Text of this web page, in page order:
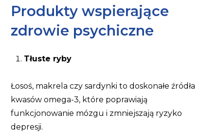
Produkty wspierające
zdrowie psychiczne
Tłuste ryby
Łosoś, makrela czy sardynki to doskonałe źródła
kwasów omega-3, które poprawiają
funkcjonowanie mózgu i zmniejszają ryzyko
depresji.